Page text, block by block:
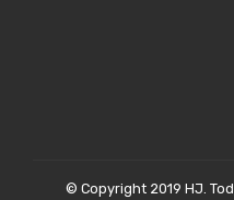
© Copyright 2019 HJ.